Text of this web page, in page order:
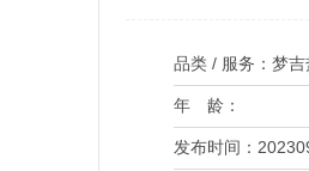
品类 / 服务： 梦吉
年 龄：
发布时间：